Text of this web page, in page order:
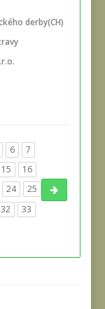
derby(CH)
6
7
15
16
24
25
32
33